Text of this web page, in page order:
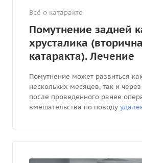
Всё о катаракте
Помутнение задней
хрусталика
катаракта). Лечение
Помутнение может развиться
нескольких месяцев, так и
после проведенного ранее
вмешательства по поводу